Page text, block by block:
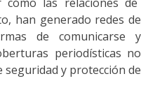
han generado redes de
de comunicarse y
periodísticas no
y protección de